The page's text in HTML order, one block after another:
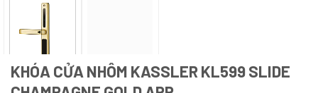
KHÓA CỬA NHÔM KASSLER KL599 SLIDE